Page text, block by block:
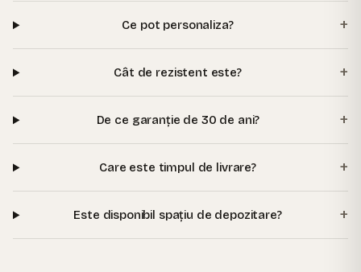
Ce pot personaliza? +
Cât de rezistent este? +
De ce garanție de 30 de ani? +
Care este timpul de livrare? +
Este disponibil spațiu de depozitare? +